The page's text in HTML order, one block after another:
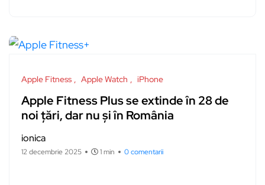
Apple Fitness Apple Watch iPhone
Apple Fitness Plus se extinde în 28 de
noi țări, dar nu și în România
ionica
12 decembrie 2025 1 min 0 comentarii